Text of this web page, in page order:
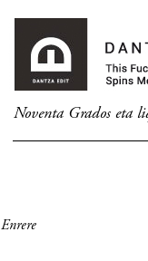
Noventa Grados eta
Enrere